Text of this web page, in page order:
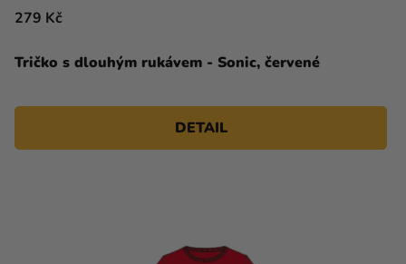
Tričko s dlouhým rukávem - Sonic, červené
279 Kč
DETAIL